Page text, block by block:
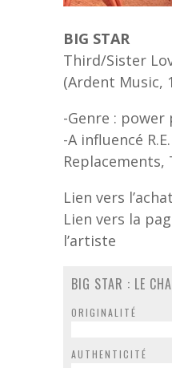
BIG STAR
Third/Sister
(Ardent Music,
-Genre :
-A influencé
Replacements,
Lien vers
Lien vers la
l’artiste
BIG STAR : LE
ORIGINALITÉ
AUTHENTICITÉ